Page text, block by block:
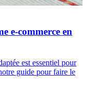
e-commerce en
est essentiel pour
guide pour faire le